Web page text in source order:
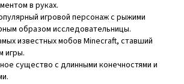
в руках.
игровой персонаж с рыжими
образом исследовательницы.
известных мобов Minecraft, ставший
игры.
существо с длинными конечностями и